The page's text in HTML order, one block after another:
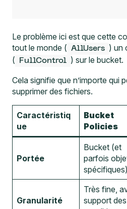
Le problème ici est que cette
tout le monde ( AllUsers ) un
(
FullControl ) sur le bucket.
Cela signifie que n’importe qui
supprimer des fichiers.
Caractéristiq
ue
Bucket
Policies
Portée
Bucket (et
parfois
spécifiques)
Granularité
Très fine,
support des